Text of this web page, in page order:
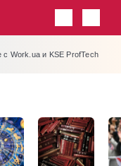
Work.ua и KSE ProfTech